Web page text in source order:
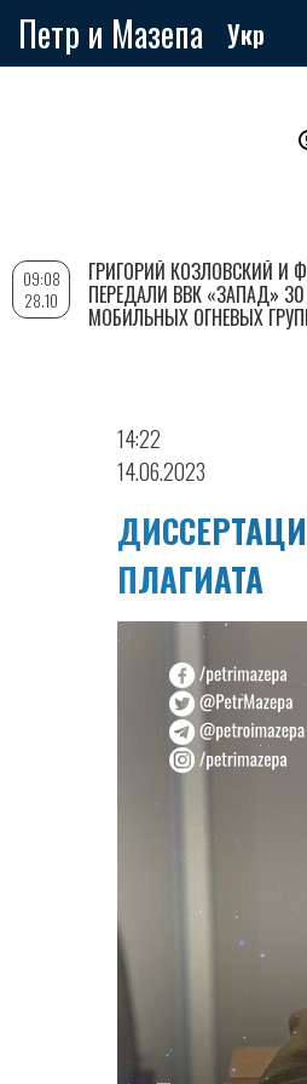
Петр и Мазепа Укр
14:22
14.06.2023
ПЛАГИАТА
09:08
28.10
ГРИГОРИЙ КОЗЛОВСКИЙ И
ПЕРЕДАЛИ ВВК «ЗАПАД» 30
МОБИЛЬНЫХ ОГНЕВЫХ